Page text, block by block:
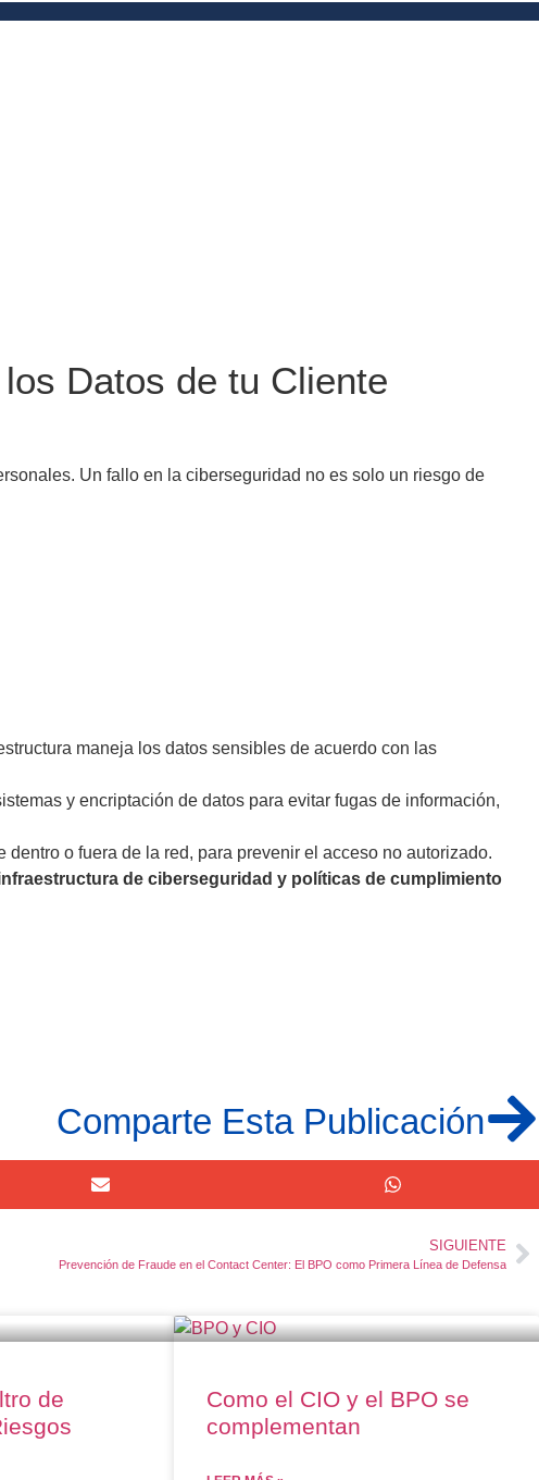
Datos de tu Cliente
Un fallo en la ciberseguridad no es solo un riesgo de
maneja los datos sensibles de acuerdo con las
y encriptación de datos para evitar fugas de información,
o fuera de la red, para prevenir el acceso no autorizado.
de ciberseguridad y políticas de cumplimiento
Comparte Esta Publicación
SIGUIENTE
Prevención de Fraude en el Contact Center: El BPO como Primera Línea de Defensa
de
Como el CIO y el BPO se
complementan